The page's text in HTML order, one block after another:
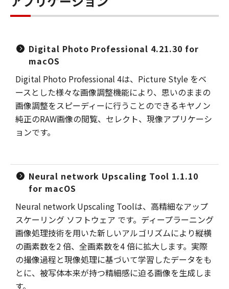
Digital Photo Professional 4.21.30 for
macOS
Digital Photo Professional 4は、Picture Style をベ
ースとした様々な画像調整機能により、思いのままの
画像調整をスピーディーに行うことのできるキヤノン
純正のRAW画像の閲覧、セレクト、現像アプリケーシ
ョンです。
Neural network Upscaling Tool 1.1.10
for macOS
Neural network Upscaling Toolは、高精細なアップ
スケーリング ソフトウェア です。ディープラーニング
画像処理技術を用いた新しいアルゴリズムにより縦横
の画素数を2 倍、全画素数を4 倍に拡大します。実際
の撮像過程と現像処理に基づいて学習したデータをも
とに、被写体本来が持つ精細感に迫る画像を生成しま
す。